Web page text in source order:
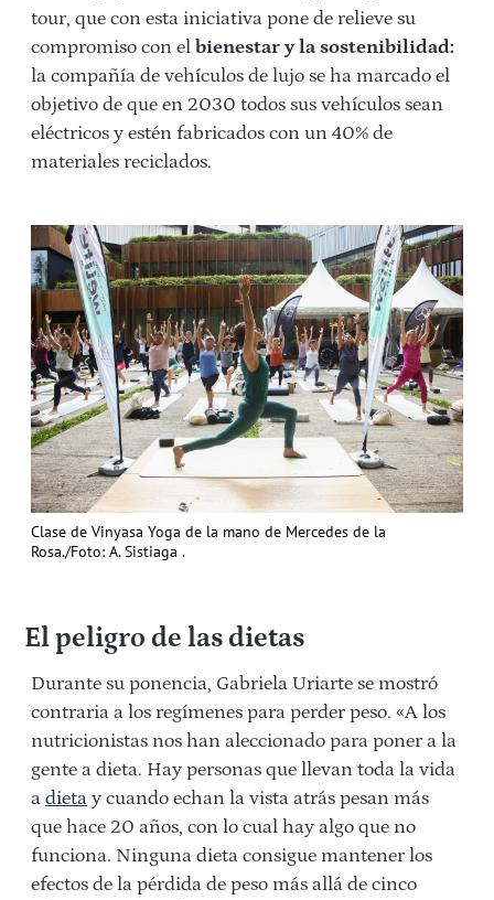
tour, que con esta iniciativa pone de relieve su
compromiso con el bienestar y la sostenibilidad:
la compañía de vehículos de lujo se ha marcado el
objetivo de que en 2030 todos sus vehículos sean
eléctricos y estén fabricados con un 40% de
materiales reciclados.
Clase de Vinyasa Yoga de la mano de Mercedes de la
Rosa./Foto: A. Sistiaga .
El peligro de las dietas
Durante su ponencia, Gabriela Uriarte se mostró
contraria a los regímenes para perder peso. «A los
nutricionistas nos han aleccionado para poner a la
gente a dieta. Hay personas que llevan toda la vida
a dieta y cuando echan la vista atrás pesan más
que hace 20 años, con lo cual hay algo que no
funciona. Ninguna dieta consigue mantener los
efectos de la pérdida de peso más allá de cinco